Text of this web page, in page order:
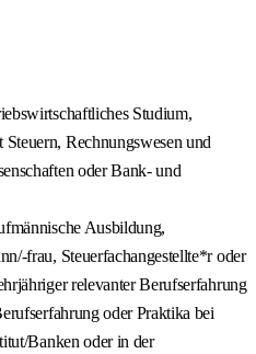
Studium,
Rechnungswesen und
oder Bank- und
Ausbildung,
frau, Steuerfachangestellte*r oder
relevanter Berufserfahrung
oder Praktika bei
Banken oder in der